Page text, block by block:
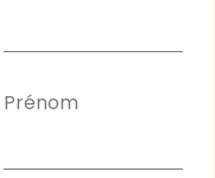
Prénom